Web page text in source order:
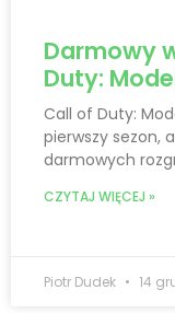
Darmowy
Duty:
Call of Duty:
pierwszy sezon,
darmowych
CZYTAJ WIĘCEJ »
Piotr Dudek 14